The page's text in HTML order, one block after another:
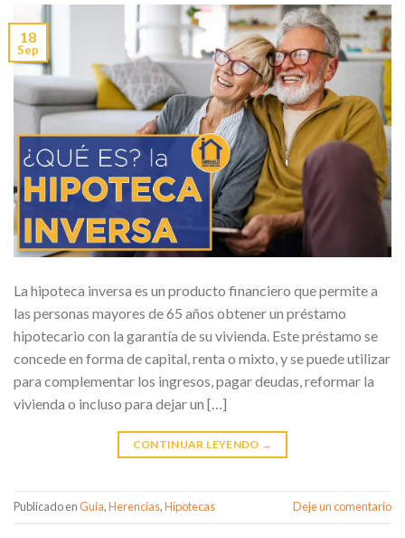
18
Sep
La hipoteca inversa es un producto financiero que permite a
las personas mayores de 65 años obtener un préstamo
hipotecario con la garantía de su vivienda. Este préstamo se
concede en forma de capital, renta o mixto, y se puede utilizar
para complementar los ingresos, pagar deudas, reformar la
vivienda o incluso para dejar un […]
CONTINUAR LEYENDO →
Publicado enGuia,Herencias,Hipotecas Deje un comentario